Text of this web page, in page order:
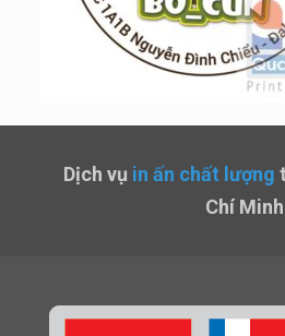
Dịch vụ in ấn chất lượng
Chí Minh